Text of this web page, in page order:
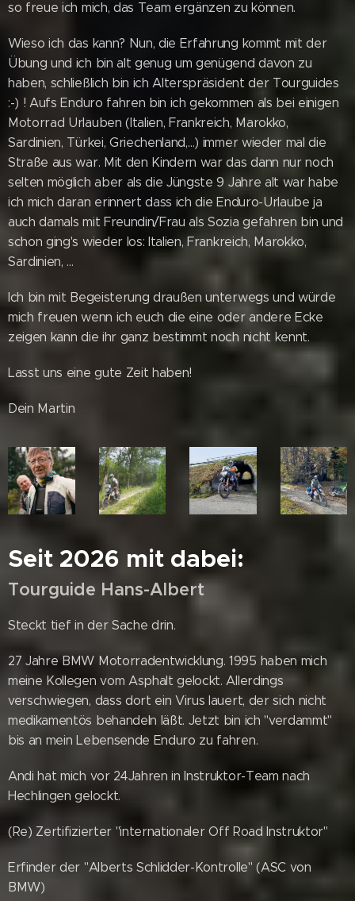
so freue ich mich, das Team ergänzen zu können.
Wieso ich das kann? Nun, die Erfahrung kommt mit der
Übung und ich bin alt genug um genügend davon zu
haben, schließlich bin ich Alterspräsident der Tourguides
:-) ! Aufs Enduro fahren bin ich gekommen als bei einigen
Motorrad Urlauben (Italien, Frankreich, Marokko,
Sardinien, Türkei, Griechenland,…) immer wieder mal die
Straße aus war. Mit den Kindern war das dann nur noch
selten möglich aber als die Jüngste 9 Jahre alt war habe
ich mich daran erinnert dass ich die Enduro-Urlaube ja
auch damals mit Freundin/Frau als Sozia gefahren bin und
schon ging's wieder los: Italien, Frankreich, Marokko,
Sardinien, …
Ich bin mit Begeisterung draußen unterwegs und würde
mich freuen wenn ich euch die eine oder andere Ecke
zeigen kann die ihr ganz bestimmt noch nicht kennt.
Lasst uns eine gute Zeit haben!
Dein Martin
Seit 2026 mit dabei:
Tourguide Hans-Albert
Steckt tief in der Sache drin.
27 Jahre BMW Motorradentwicklung. 1995 haben mich
meine Kollegen vom Asphalt gelockt. Allerdings
verschwiegen, dass dort ein Virus lauert, der sich nicht
medikamentös behandeln läßt. Jetzt bin ich "verdammt"
bis an mein Lebensende Enduro zu fahren. 😊
Andi hat mich vor 24Jahren in Instruktor-Team nach
Hechlingen gelockt.
(Re) Zertifizierter "internationaler Off Road Instruktor"
Erfinder der "Alberts Schlidder-Kontrolle" (ASC von
BMW)